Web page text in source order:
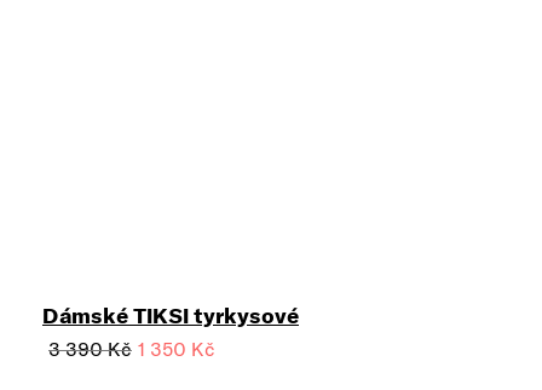
Dámské TIKSI tyrkysové
3 390 Kč 1 350 Kč